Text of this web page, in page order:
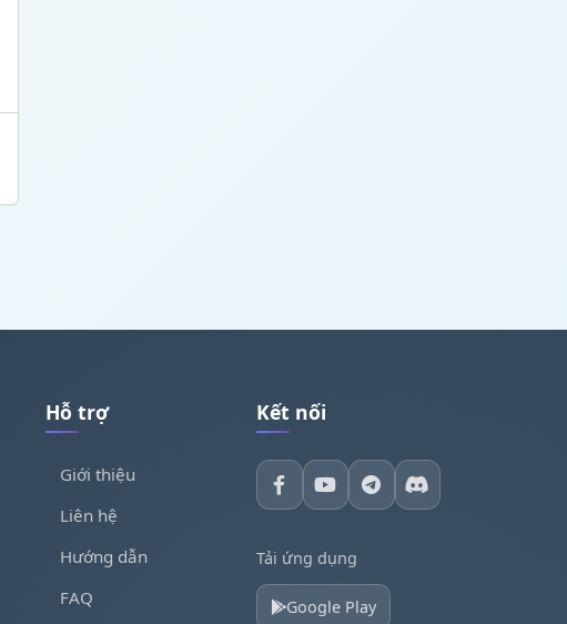
Hỗ trợ
Giới thiệu
Liên hệ
Hướng dẫn
FAQ
Kết nối
Tải ứng dụng
Google Play